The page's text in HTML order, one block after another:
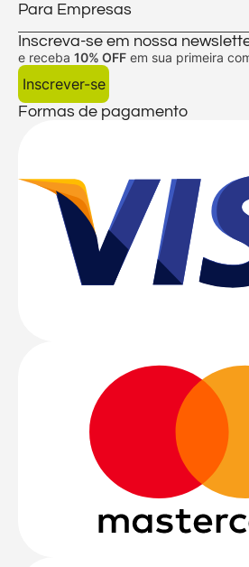
Para Empresas
Inscreva-se em nossa
e receba 10% OFF em sua primeira
Inscrever-se
Formas de pagamento